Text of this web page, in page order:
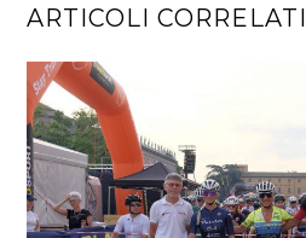
ARTICOLI CORRELATI